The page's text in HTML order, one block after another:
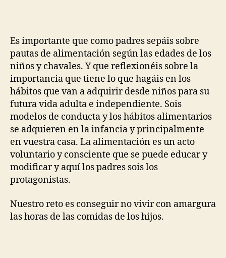
Es importante que como padres sepáis sobre
pautas de alimentación según las edades de los
niños y chavales. Y que reflexionéis sobre la
importancia que tiene lo que hagáis en los
hábitos que van a adquirir desde niños para su
futura vida adulta e independiente. Sois
modelos de conducta y los hábitos alimentarios
se adquieren en la infancia y principalmente
en vuestra casa. La alimentación es un acto
voluntario y consciente que se puede educar y
modificar y aquí los padres sois los
protagonistas.
Nuestro reto es conseguir no vivir con amargura
las horas de las comidas de los hijos.